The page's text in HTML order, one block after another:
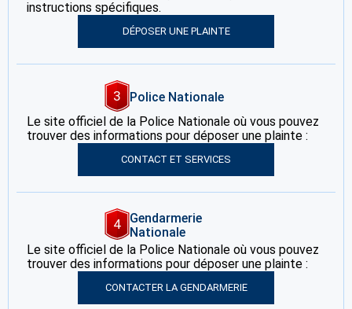
instructions spécifiques.
DÉPOSER UNE PLAINTE
3
Police Nationale
Le site officiel de la Police Nationale où vous pouvez
trouver des informations pour déposer une plainte :
CONTACT ET SERVICES
4
Gendarmerie
Nationale
Le site officiel de la Police Nationale où vous pouvez
trouver des informations pour déposer une plainte :
CONTACTER LA GENDARMERIE